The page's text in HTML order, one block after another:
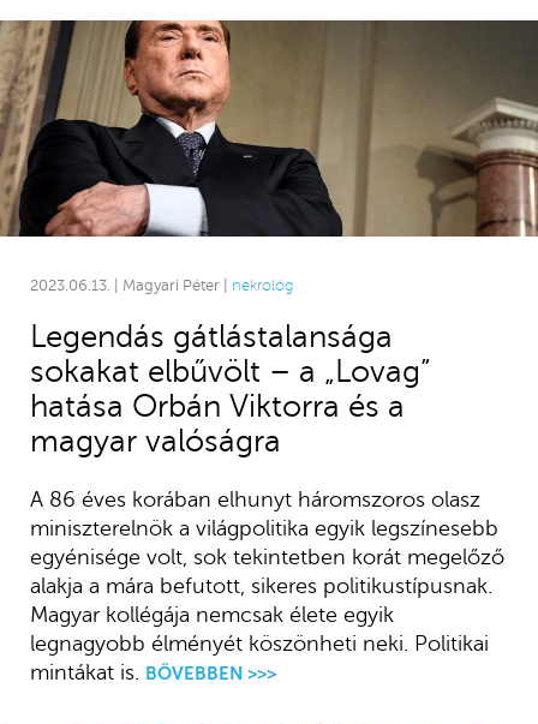
2023.06.13. | Magyari Péter | nekrológ
Legendás gátlástalansága
sokakat elbűvölt – a „Lovag”
hatása Orbán Viktorra és a
magyar valóságra
A 86 éves korában elhunyt háromszoros olasz
miniszterelnök a világpolitika egyik legszínesebb
egyénisége volt, sok tekintetben korát megelőző
alakja a mára befutott, sikeres politikustípusnak.
Magyar kollégája nemcsak élete egyik
legnagyobb élményét köszönheti neki. Politikai
mintákat is. BŐVEBBEN >>>